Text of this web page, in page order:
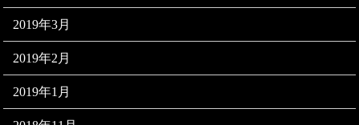
2019年3月
2019年2月
2019年1月